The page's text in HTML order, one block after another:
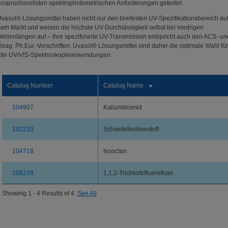
spektrophotometrischen Anforderungen getestet.
Lösungsmittel haben nicht nur den breitesten UV-Spezifikationsbereich auf
Markt und weisen die höchste UV-Durchlässigkeit selbst bei niedrigen
auf – ihre spezifizierte UV-Transmission entspricht auch den ACS-
Ph.Eur.-Vorschriften. Uvasol® Lösungsmittel sind daher die optimale Wahl für
UV/VIS-Spektroskopieanwendungen.
Catalog Number Catalog Name
104907 Kaliumbromid
102210 Schwefelkohlenstoff
104718 Isooctan
108239 1,1,2-Trichlortrifluorethan
Showing 1 - 4 Results of 4 See All